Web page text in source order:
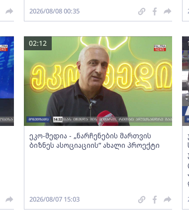
2026/08/08 00:35
ეკო-მედია - „ნარჩენების მართვის
ბიზნეს ასოციაციის” ახალი პროექტი
02:12
2026/08/07 15:03